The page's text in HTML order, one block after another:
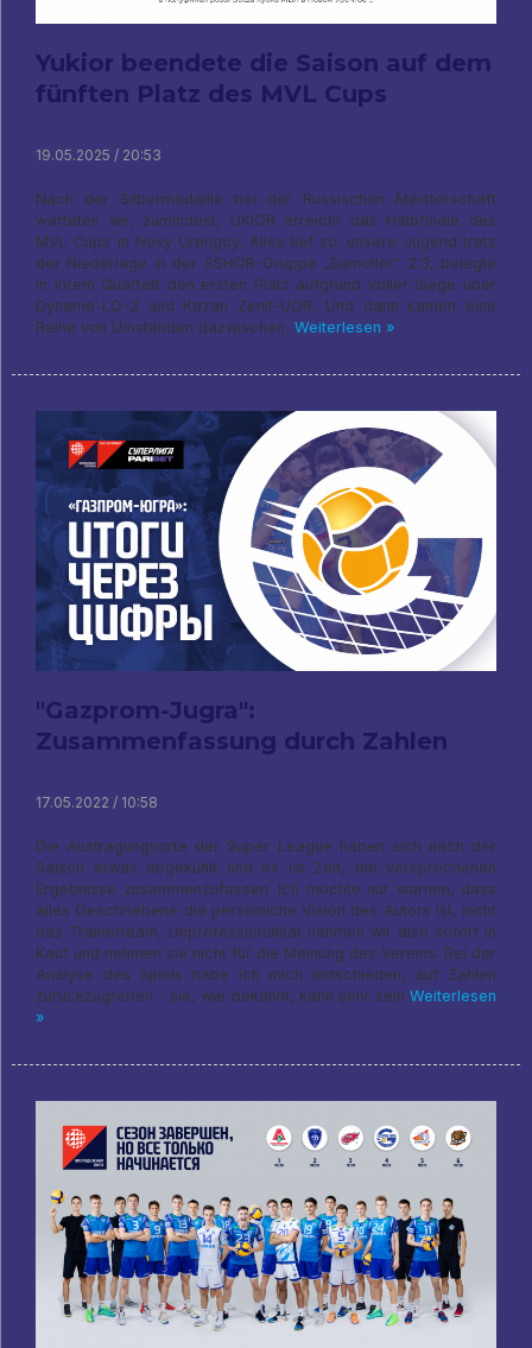
Yukior beendete die Saison auf dem
fünften Platz des MVL Cups
19.05.2025 / 20:53
Nach der Silbermedaille bei der Russischen Meisterschaft
warteten wir, zumindest, UKIOR erreicht das Halbfinale des
MVL Cups in Novy Urengoy. Alles lief so: unsere Jugend trotz
der Niederlage in der SSHOR-Gruppe „Samotlor“ 2:3, belegte
in ihrem Quartett den ersten Platz aufgrund voller Siege über
Dynamo-LO-2 und Kazan Zenit-UOR. Und dann kamen eine
Reihe von Umständen dazwischen, Weiterlesen »
"Gazprom-Jugra":
Zusammenfassung durch Zahlen
17.05.2022 / 10:58
Die Austragungsorte der Super League haben sich nach der
Saison etwas abgekühlt und es ist Zeit, die versprochenen
Ergebnisse zusammenzufassen. Ich möchte nur warnen, dass
alles Geschriebene die persönliche Vision des Autors ist, nicht
das Trainerteam, Unprofessionalität nehmen wir also sofort in
Kauf und nehmen sie nicht für die Meinung des Vereins. Bei der
Analyse des Spiels habe ich mich entschieden, auf Zahlen
zurückzugreifen - sie, wie bekannt, kann sehr sein Weiterlesen
»